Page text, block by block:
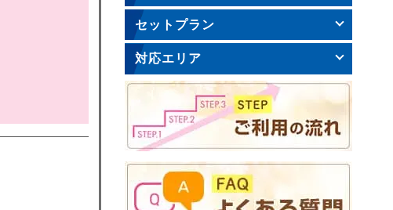
セットプラン
対応エリア